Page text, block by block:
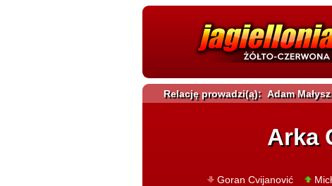
Relację prowadzi(ą): Adam Małysz
Arka
Goran Cvijanović